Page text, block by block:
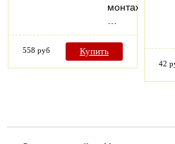
монтажа:
558 руб Купить
42